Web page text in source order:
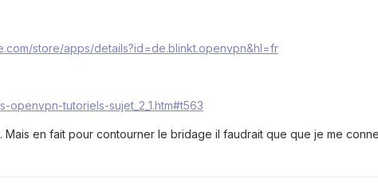
store/apps/details?id=de.blinkt.openvpn&hl=fr
tutoriels-sujet_2_1.htm#t563
en fait pour contourner le bridage il faudrait que que je me